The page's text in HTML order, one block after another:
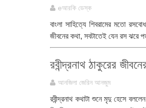
eআরকি ডেস্ক
বাংলা সাহিত্যে শিবরামের মতো
জীবনের কথা, সবটাতেই যেন রস ঝরে
রবীন্দ্রনাথ ঠাকুরের
আনজিলা জেরিন আনজুম
রবীন্দ্রনাথ কথাটা শুনে মৃদু হেসে